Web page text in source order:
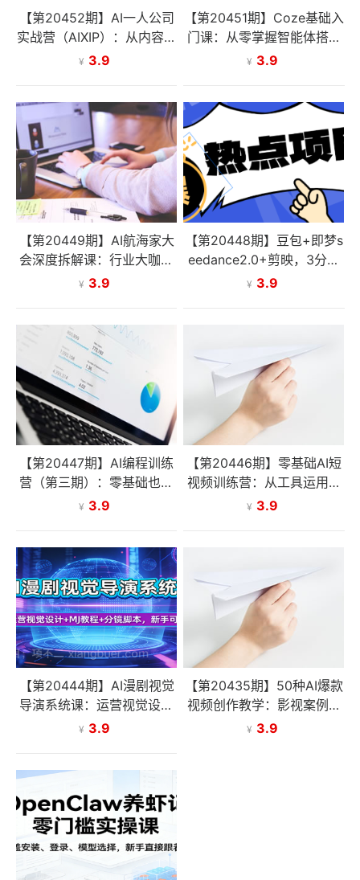
【第20452期】AI一人公司
实战营（AIXIP）：从内容流
量搭建到商业化落地，手把
¥ 3.9
【第20451期】Coze基础入
门课：从零掌握智能体搭建
与工作流，玩转表情包制作
¥ 3.9
【第20449期】AI航海家大
会深度拆解课：行业大咖实
战分享，深度解析AI时代创
¥ 3.9
【第20448期】豆包+即梦s
eedance2.0+剪映，3分钟
教会你复刻点赞千万卡通轻
¥ 3.9
【第20447期】AI编程训练
营（第三期）：零基础也能
轻松入门AI编程，解锁海外
¥ 3.9
【第20446期】零基础AI短
视频训练营：从工具运用、
账号起号到变现，手把手教
¥ 3.9
【第20444期】AI漫剧视觉
导演系统课：运营视觉设计
+MJ教程+分镜脚本，新手
¥ 3.9
【第20435期】50种AI爆款
视频创作教学：影视案例拆
解+商业落地攻略，从基础
¥ 3.9